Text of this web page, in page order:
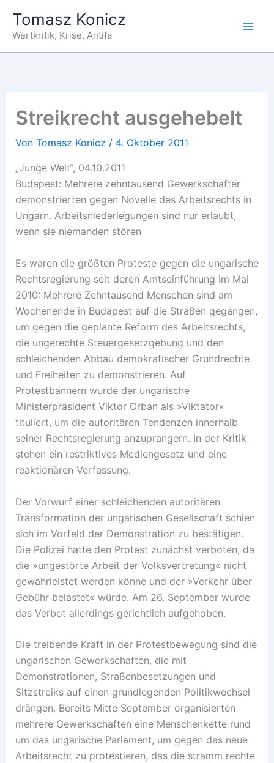
Inhalt
springen
Tomasz Konicz
Wertkritik, Krise, Antifa
Streikrecht ausgehebelt
Von Tomasz Konicz / 4. Oktober 2011
„Junge Welt“, 04.10.2011
Budapest: Mehrere zehntausend Gewerkschafter
demonstrierten gegen Novelle des Arbeitsrechts in
Ungarn. Arbeitsniederlegungen sind nur erlaubt,
wenn sie niemanden stören
Es waren die größten Proteste gegen die ungarische
Rechtsregierung seit deren Amtseinführung im Mai
2010: Mehrere Zehntausend Menschen sind am
Wochenende in Budapest auf die Straßen gegangen,
um gegen die geplante Reform des Arbeitsrechts,
die ungerechte Steuergesetzgebung und den
schleichenden Abbau demokratischer Grundrechte
und Freiheiten zu demonstrieren. Auf
Protestbannern wurde der ungarische
Ministerpräsident Viktor Orban als »Viktator«
tituliert, um die autoritären Tendenzen innerhalb
seiner Rechtsregierung anzuprangern. In der Kritik
stehen ein restriktives Mediengesetz und eine
reaktionären Verfassung.
Der Vorwurf einer schleichenden autoritären
Transformation der ungarischen Gesellschaft schien
sich im Vorfeld der Demonstration zu bestätigen.
Die Polizei hatte den Protest zunächst verboten, da
die »ungestörte Arbeit der Volksvertretung« nicht
gewährleistet werden könne und der »Verkehr über
Gebühr belastet« würde. Am 26. September wurde
das Verbot allerdings gerichtlich aufgehoben.
Die treibende Kraft in der Protestbewegung sind die
ungarischen Gewerkschaften, die mit
Demonstrationen, Straßenbesetzungen und
Sitzstreiks auf einen grundlegenden Politikwechsel
drängen. Bereits Mitte September organisierten
mehrere Gewerkschaften eine Menschenkette rund
um das ungarische Parlament, um gegen das neue
Arbeitsrecht zu protestieren, das die stramm rechte